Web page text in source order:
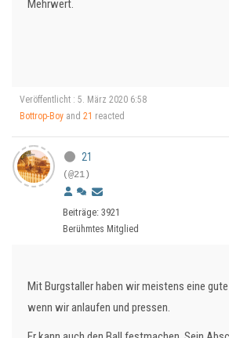
Mehrwert.
Veröffentlicht : 5. März 2020 6:58
Bottrop-Boy and 21 reacted
21
(@21)
Beiträge: 3921
Berühmtes Mitglied
Mit Burgstaller haben wir meistens eine
wenn wir anlaufen und pressen.